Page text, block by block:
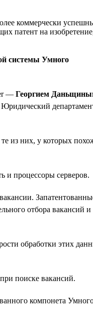
коммерчески
патент на
системы Умного
— Георгием
Юридический
из них, у которых
и процессоры серверов.
отбора вакансий
обработки этих
поиске вакансий.
компонета